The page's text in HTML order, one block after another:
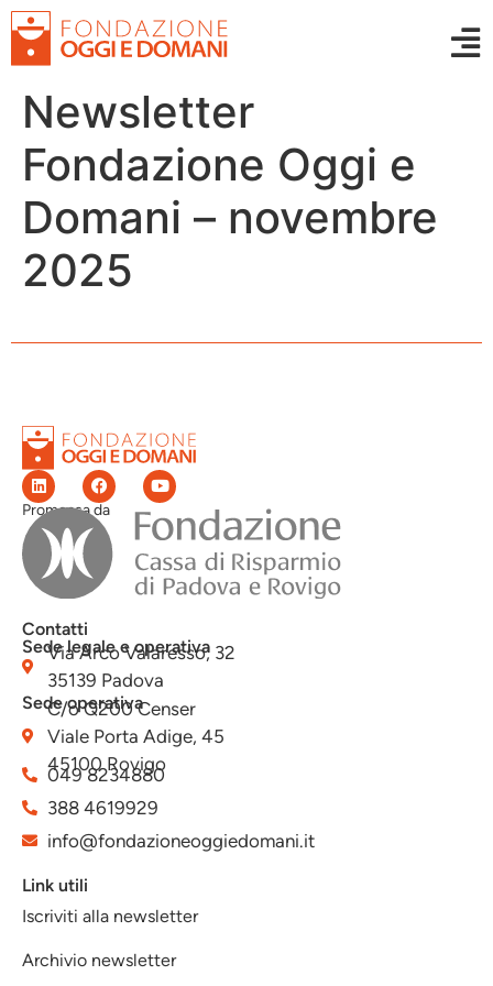
Newsletter
Fondazione Oggi e
Domani – novembre
2025
Promossa da
Contatti
Sede legale e operativa
Via Arco Valaresso, 32
35139 Padova
Sede operativa
C/o Q200 Censer
Viale Porta Adige, 45
45100 Rovigo
049 8234880
388 4619929
info@fondazioneoggiedomani.it
Link utili
Iscriviti alla newsletter
Archivio newsletter